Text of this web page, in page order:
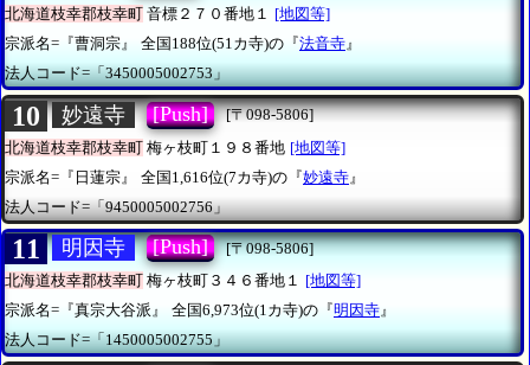
北海道枝幸郡枝幸町 音標２７０番地１ [地図等]
宗派名=『曹洞宗』
全国188位(51カ寺)の『法音寺』
法人コード=「3450005002753」
10 妙遠寺 [Push]
[〒098-5806]
北海道枝幸郡枝幸町 梅ヶ枝町１９８番地 [地図等]
宗派名=『日蓮宗』
全国1,616位(7カ寺)の『妙遠寺 』
法人コード=「9450005002756」
11 明因寺 [Push]
[〒098-5806]
北海道枝幸郡枝幸町 梅ヶ枝町３４６番地１
[地図等]
宗派名=『真宗大谷派』
全国6,973位(1カ寺)の『明因寺 』
法人コード=「1450005002755」